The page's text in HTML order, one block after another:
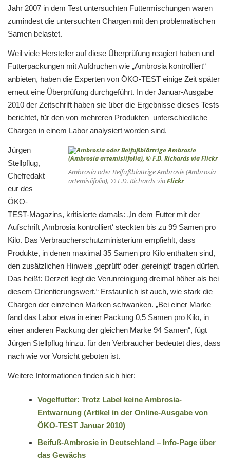
Jahr 2007 in dem Test untersuchten Futtermischungen waren
zumindest die untersuchten Chargen mit den problematischen
Samen belastet.
Weil viele Hersteller auf diese Überprüfung reagiert haben und
Futterpackungen mit Aufdruchen wie „Ambrosia kontrolliert“
anbieten, haben die Experten von ÖKO-TEST einige Zeit später
erneut eine Überprüfung durchgeführt. In der Januar-Ausgabe
2010 der Zeitschrift haben sie über die Ergebnisse dieses Tests
berichtet, für den von mehreren Produkten unterschiedliche
Chargen in einem Labor analysiert worden sind.
Ambrosia oder Beifußblättrige Ambrosie (Ambrosia
artemisiifolia), © F.D. Richards viaFlickr
Jürgen
Stellpflug,
Chefredakt
eur des
ÖKO-
TEST-Magazins, kritisierte damals: „In dem Futter mit der
Aufschrift ‚Ambrosia kontrolliert‘ steckten bis zu 99 Samen pro
Kilo. Das Verbraucherschutzministerium empfiehlt, dass
Produkte, in denen maximal 35 Samen pro Kilo enthalten sind,
den zusätzlichen Hinweis ‚geprüft‘ oder ‚gereinigt‘ tragen dürfen.
Das heißt: Derzeit liegt die Verunreinigung dreimal höher als bei
diesem Orientierungswert.“ Erstaunlich ist auch, wie stark die
Chargen der einzelnen Marken schwanken. „Bei einer Marke
fand das Labor etwa in einer Packung 0,5 Samen pro Kilo, in
einer anderen Packung der gleichen Marke 94 Samen“, fügt
Jürgen Stellpflug hinzu. für den Verbraucher bedeutet dies, dass
nach wie vor Vorsicht geboten ist.
Weitere Informationen finden sich hier:
Vogelfutter: Trotz Label keine Ambrosia-
Entwarnung (Artikel in der Online-Ausgabe von
ÖKO-TEST Januar 2010)
Beifuß-Ambrosie in Deutschland – Info-Page über
das Gewächs